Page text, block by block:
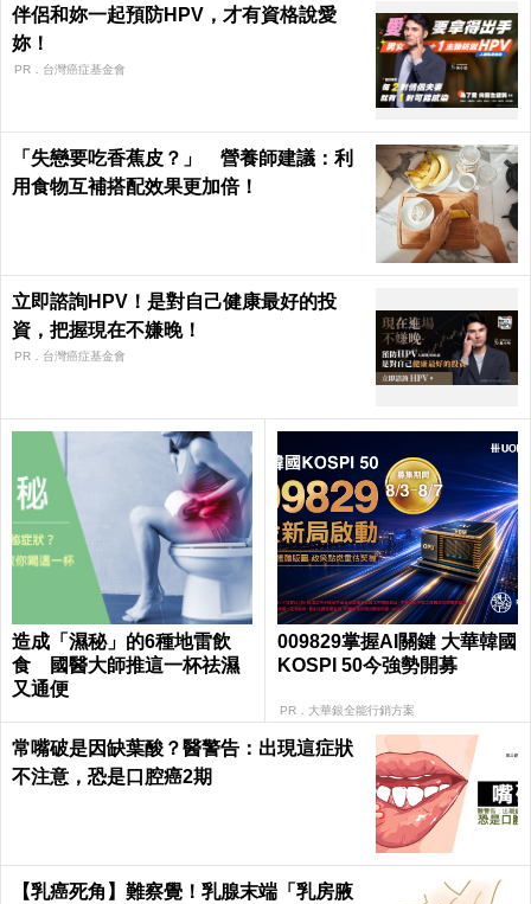
伴侶和妳一起預防HPV，才有資格說愛
妳！
PR．台灣癌症基金會
「失戀要吃香蕉皮？」 營養師建議：利
用食物互補搭配效果更加倍！
立即諮詢HPV！是對自己健康最好的投
資，把握現在不嫌晚！
PR．台灣癌症基金會
造成「濕秘」的6種地雷飲
食 國醫大師推這一杯祛濕
又通便
009829掌握AI關鍵 大華韓國
KOSPI 50今強勢開募
PR．大華銀全能行銷方案
常嘴破是因缺葉酸？醫警告：出現這症狀
不注意，恐是口腔癌2期
【乳癌死角】難察覺！乳腺末端「乳房腋